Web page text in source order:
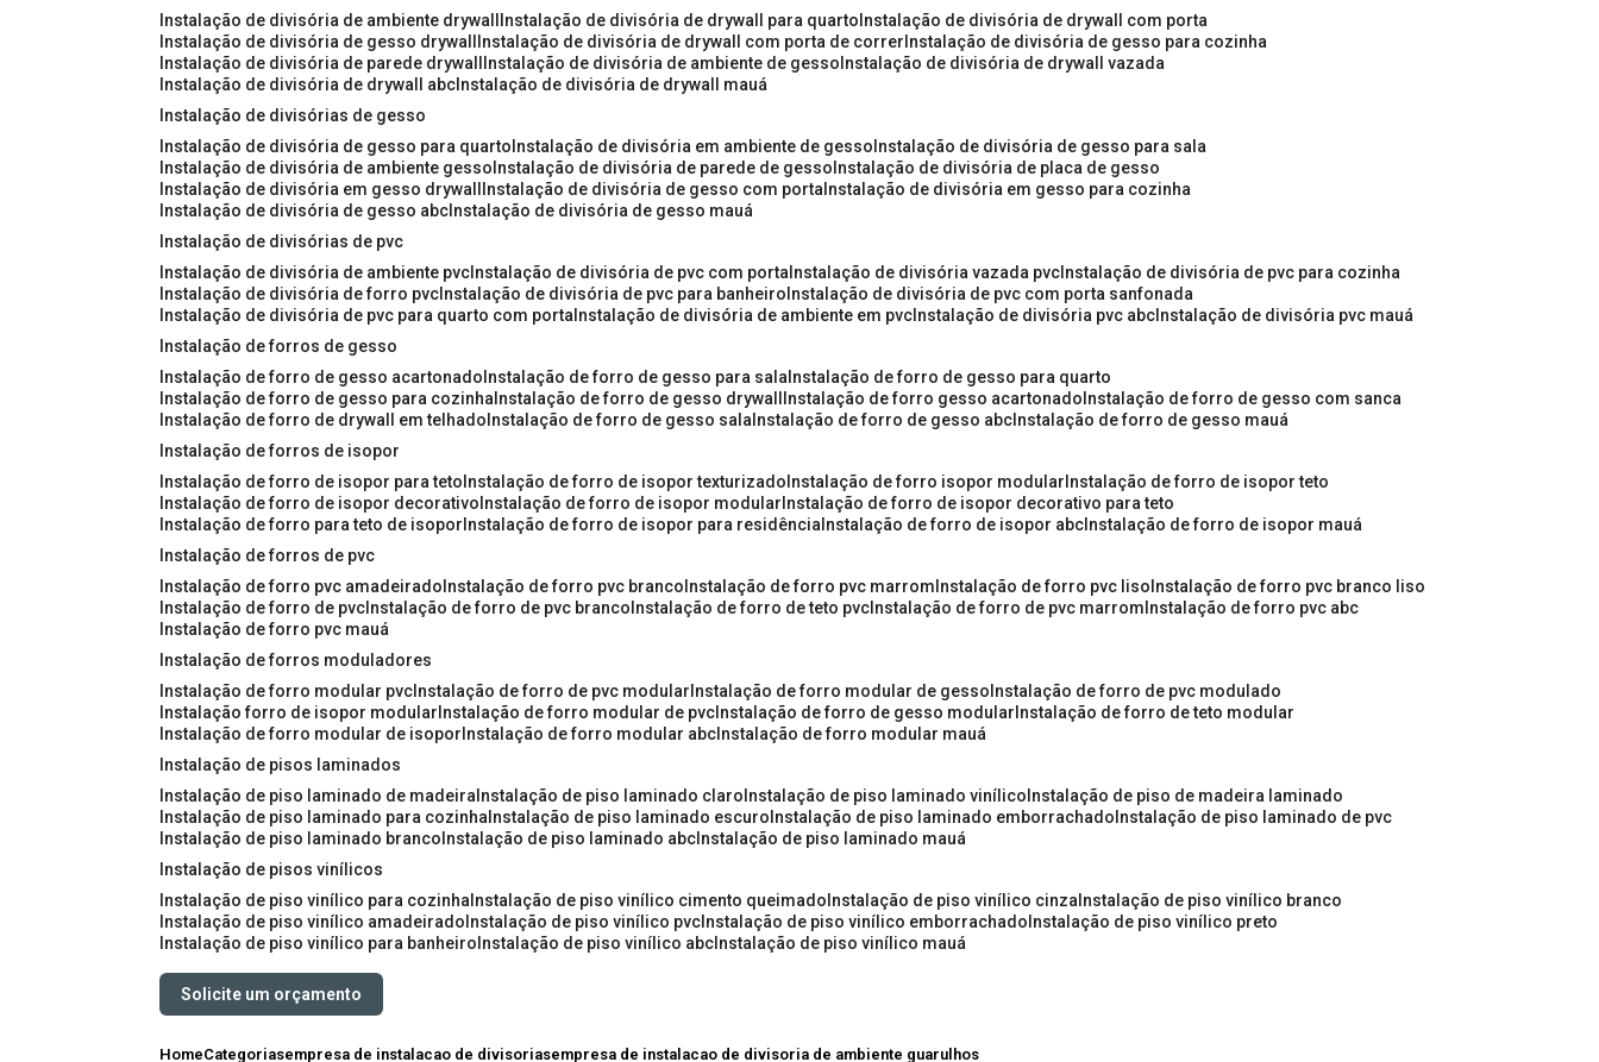
instalação de divisória de ambiente drywall
instalação de divisória de drywall para quarto instalação de divisória de drywall com porta
instalação de divisória de gesso drywall
instalação de divisória de drywall com porta de correr instalação de divisória de gesso para cozinha
instalação de divisória de parede drywall
instalação de divisória de ambiente de gesso instalação de divisória de drywall vazada
instalação de divisória de drywall abc instalação de divisória de drywall mauá
instalação de divisórias de gesso
instalação de divisória de gesso para quarto instalação de divisória em ambiente de gesso instalação de divisória de gesso para sala
instalação de divisória de ambiente gesso instalação de divisória de parede de gesso instalação de divisória de placa de gesso
instalação de divisória em gesso drywall
instalação de divisória de gesso com porta instalação de divisória em gesso para cozinha
instalação de divisória de gesso abc instalação de divisória de gesso mauá
instalação de divisórias de pvc
instalação de divisória de ambiente pvc instalação de divisória de pvc com porta instalação de divisória vazada pvc instalação de divisória de pvc para cozinha
instalação de divisória de forro pvc instalação de divisória de pvc para banheiro instalação de divisória de pvc com porta sanfonada
instalação de divisória de pvc para quarto com porta instalação de divisória de ambiente em pvc instalação de divisória pvc abc instalação de divisória pvc mauá
instalação de forros de gesso
instalação de forro de gesso acartonado instalação de forro de gesso para sala instalação de forro de gesso para quarto
instalação de forro de gesso para cozinha instalação de forro de gesso drywall instalação de forro gesso acartonado instalação de forro de gesso com sanca
instalação de forro de drywall em telhado instalação de forro de gesso sala instalação de forro de gesso abc instalação de forro de gesso mauá
instalação de forros de isopor
instalação de forro de isopor para teto instalação de forro de isopor texturizado instalação de forro isopor modular instalação de forro de isopor teto
instalação de forro de isopor decorativo instalação de forro de isopor modular instalação de forro de isopor decorativo para teto
instalação de forro para teto de isopor instalação de forro de isopor para residência instalação de forro de isopor abc instalação de forro de isopor mauá
instalação de forros de pvc
instalação de forro pvc amadeirado instalação de forro pvc branco instalação de forro pvc marrom instalação de forro pvc liso instalação de forro pvc branco liso
instalação de forro de pvc instalação de forro de pvc branco instalação de forro de teto pvc instalação de forro de pvc marrom instalação de forro pvc abc
instalação de forro pvc mauá
instalação de forros moduladores
instalação de forro modular pvc instalação de forro de pvc modular instalação de forro modular de gesso instalação de forro de pvc modulado
instalação forro de isopor modular instalação de forro modular de pvc instalação de forro de gesso modular instalação de forro de teto modular
instalação de forro modular de isopor instalação de forro modular abc instalação de forro modular mauá
instalação de pisos laminados
instalação de piso laminado de madeira instalação de piso laminado claro instalação de piso laminado vinílico instalação de piso de madeira laminado
instalação de piso laminado para cozinha instalação de piso laminado escuro instalação de piso laminado emborrachado instalação de piso laminado de pvc
instalação de piso laminado branco instalação de piso laminado abc instalação de piso laminado mauá
instalação de pisos vinílicos
instalação de piso vinílico para cozinha instalação de piso vinílico cimento queimado instalação de piso vinílico cinza instalação de piso vinílico branco
instalação de piso vinílico amadeirado instalação de piso vinílico pvc instalação de piso vinílico emborrachado instalação de piso vinílico preto
instalação de piso vinílico para banheiro instalação de piso vinílico abc instalação de piso vinílico mauá
Solicite um orçamento
HomeCategoriasempresa de instalacao de divisoriasempresa de instalacao de divisoria de ambiente guarulhos